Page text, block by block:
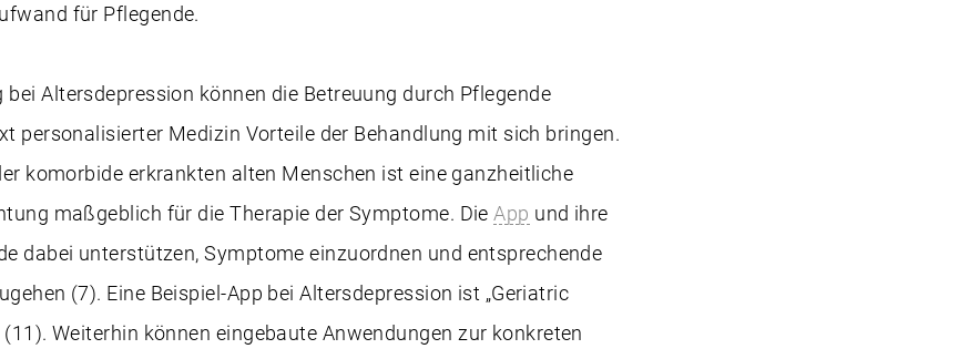
für Pflegende.
Altersdepression können die Betreuung durch Pflegende
personalisierter Medizin Vorteile der Behandlung mit sich bringen.
komorbide erkrankten alten Menschen ist eine ganzheitliche
maßgeblich für die Therapie der Symptome. Die App und ihre
dabei unterstützen, Symptome einzuordnen und entsprechende
(7). Eine Beispiel-App bei Altersdepression ist „Geriatric
(11). Weiterhin können eingebaute Anwendungen zur konkreten